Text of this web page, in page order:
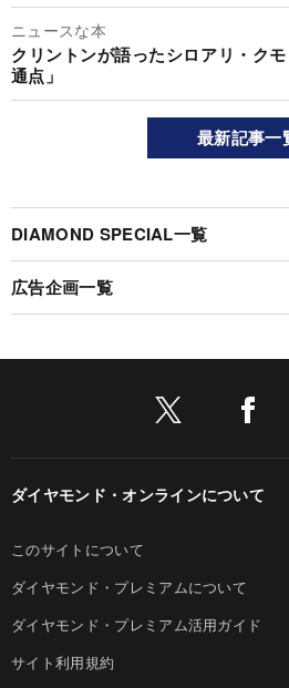
ニュースな本
クリントンが語ったシロアリ・ク
通点」
最新記事一
DIAMOND SPECIAL一覧
広告企画一覧
ダイヤモンド・オンラインについて
このサイトについて
ダイヤモンド・プレミアムについて
ダイヤモンド・プレミアム活用ガイド
サイト利用規約